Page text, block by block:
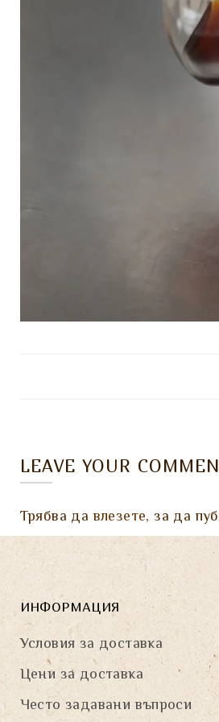
LEAVE YOUR
Трябва давлезете, за да
ИНФОРМАЦИЯ
Условия за доставка
Цени за доставка
Често задавани въпроси